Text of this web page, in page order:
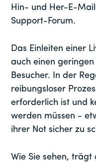
Hin- und Her-E-
Support-Forum.
Das Einleiten einer
auch einen
Besucher. In der
reibungsloser
erforderlich ist und
werden müssen -
ihrer Not sicher zu
Wie Sie sehen,